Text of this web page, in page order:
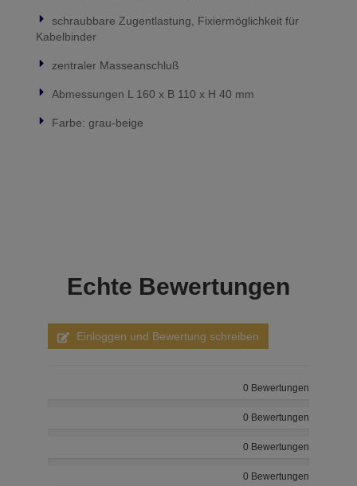
schraubbare Zugentlastung, Fixiermöglichkeit für
Kabelbinder
zentraler Masseanschluß
Abmessungen L 160 x B 110 x H 40 mm
Farbe: grau-beige
Echte Bewertungen
Einloggen und Bewertung schreiben
0 Bewertungen
0 Bewertungen
0 Bewertungen
0 Bewertungen